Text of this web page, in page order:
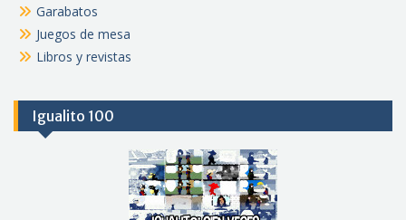
Garabatos
Juegos de mesa
Libros y revistas
Igualito 100